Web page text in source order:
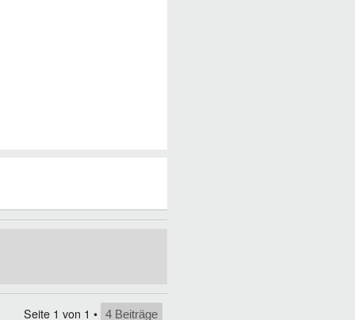
Seite 1 von 1 • 4 Beiträge